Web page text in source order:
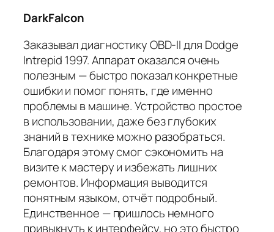
DarkFalcon
Заказывал диагностику OBD-II для Dodge
Intrepid 1997. Аппарат оказался очень
полезным — быстро показал конкретные
ошибки и помог понять, где именно
проблемы в машине. Устройство простое
в использовании, даже без глубоких
знаний в технике можно разобраться.
Благодаря этому смог сэкономить на
визите к мастеру и избежать лишних
ремонтов. Информация выводится
понятным языком, отчёт подробный.
Единственное — пришлось немного
привыкнуть к интерфейсу, но это быстро